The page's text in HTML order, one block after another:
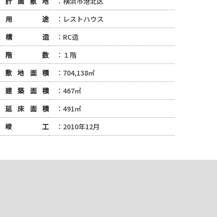
用途
：レストハウス
構造
：RC造
階数
：１階
敷地面積
：704,138㎡
建築面積
：467㎡
延床面積
：491㎡
竣工
：2010年12月